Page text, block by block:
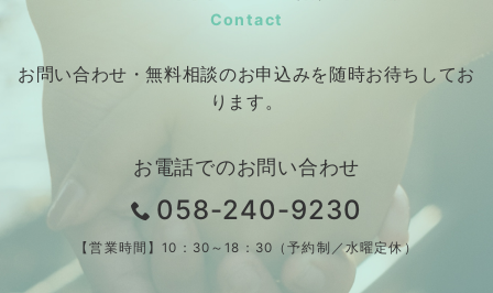
Contact
お問い合わせ・無料相談のお申込みを随時お待ちしてお
ります。
お電話でのお問い合わせ
058-240-9230
【営業時間】10：30～18：30（予約制／水曜定休）